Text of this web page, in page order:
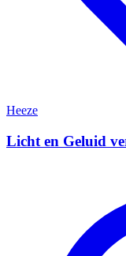
Heeze
Licht en Geluid